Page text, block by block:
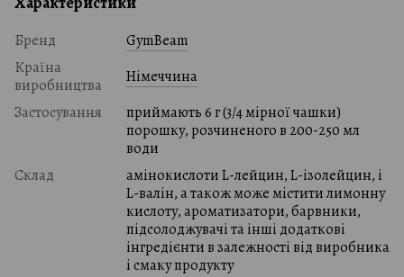
Бренд
GymBeam
Країна
виробництва
Німеччина
Застосування
приймають 6 г (3/4 мірної чашки)
порошку, розчиненого в 200-250 мл
води
Склад
амінокислоти L-лейцин, L-ізолейцин, і
L-валін, а також може містити лимонну
кислоту, ароматизатори, барвники,
підсолоджувачі та інші додаткові
інгредієнти в залежності від виробника
і смаку продукту